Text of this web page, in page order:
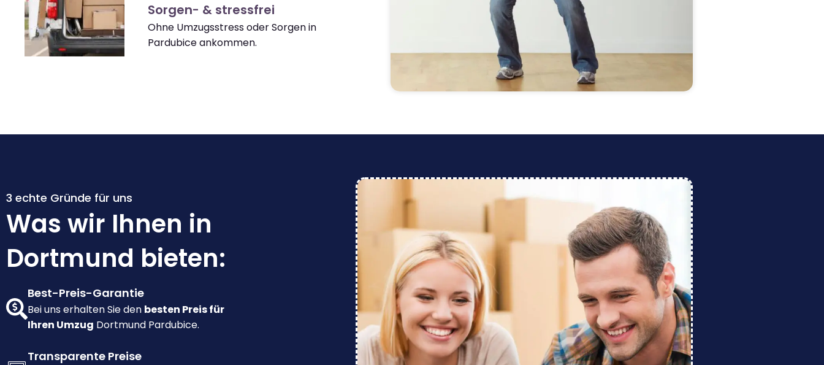
Sorgen- & stressfrei
Ohne Umzugsstress oder Sorgen in
Pardubice ankommen.
3 echte Gründe für uns
Was wir Ihnen in
Dortmund bieten:
Best-Preis-Garantie
Bei uns erhalten Sie den besten Preis für
Ihren Umzug Dortmund Pardubice.
Transparente Preise